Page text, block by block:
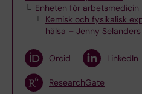
Enheten för arbetsmedicin
Kemisk och fysikalisk
hälsa – Jenny
Orcid LinkedIn
ResearchGate